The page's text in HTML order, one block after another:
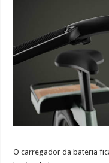
O carregador da bateria